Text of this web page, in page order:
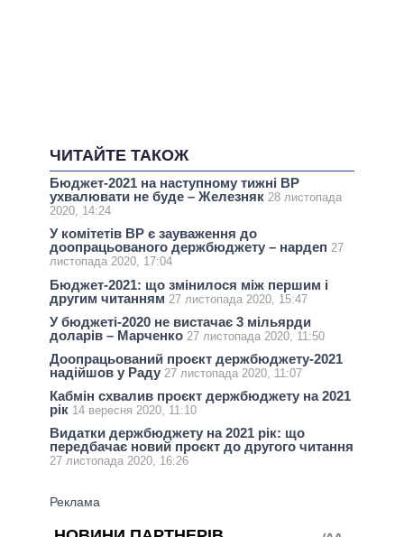
ЧИТАЙТЕ ТАКОЖ
Бюджет-2021 на наступному тижні ВР
ухвалювати не буде – Железняк 28 листопада
2020, 14:24
У комітетів ВР є зауваження до
доопрацьованого держбюджету – нардеп 27
листопада 2020, 17:04
Бюджет-2021: що змінилося між першим і
другим читанням 27 листопада 2020, 15:47
У бюджеті-2020 не вистачає 3 мільярди
доларів – Марченко 27 листопада 2020, 11:50
Доопрацьований проєкт держбюджету-2021
надійшов у Раду 27 листопада 2020, 11:07
Кабмін схвалив проєкт держбюджету на 2021
рік 14 вересня 2020, 11:10
Видатки держбюджету на 2021 рік: що
передбачає новий проєкт до другого читання
27 листопада 2020, 16:26